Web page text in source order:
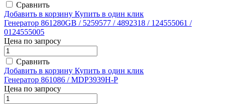
Сравнить
Добавить в корзину Купить в один клик
Генератор 861280GB / 5259577 / 4892318 / 124555061 /
0124555005
Цена по запросу
Сравнить
Добавить в корзину Купить в один клик
Генератор 861086 / MDP3939H-P
Цена по запросу